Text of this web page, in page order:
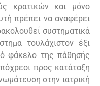
κρατικών και μόνο
πρέπει να αναφέρει
συστηματικά
τουλάχιστον έξι
φάκελο της πάθησής
προς κατάταξη
στην ιατρική